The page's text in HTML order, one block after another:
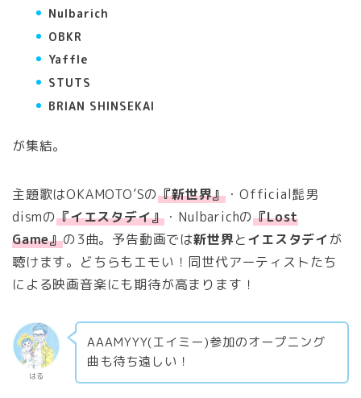
Nulbarich
OBKR
Yaffle
STUTS
BRIAN SHINSEKAI
が集結。
主題歌はOKAMOTO’Sの『新世界』 ・Official髭男
dismの『イエスタデイ』 ・Nulbarichの『Lost
Game』の3曲。予告動画では新世界とイエスタデイが
聴けます。どちらもエモい！同世代アーティストたち
による映画音楽にも期待が高まります！
はる
AAAMYYY(エイミー)参加のオープニング
曲も待ち遠しい！